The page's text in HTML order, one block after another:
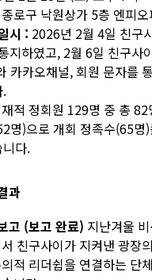
로구 낙원상가 5층 엔피
시 : 2026년 2월 4일 친구
지하였고, 2월 6일 친구사
카카오채널, 회원 문자를
.
재적 정회원 129명 중 총
명)으로 개회 정족수(65명
다.
과
고 (보고 완료) 지난겨울
친구사이가 지켜낸 광장
적 리더쉽을 연결하는 단